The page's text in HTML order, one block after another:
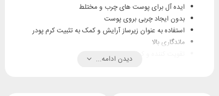
ایده آل برای پوست های چرب و مختلط
بدون ایجاد چربی بروی پوست
استفاده به عنوان زیرساز آرایش و کمک به تثبیت کرم پودر
ماندگاری بالا
تقویت کننده و کمک به سلامت پوست
دیدن ادامه...